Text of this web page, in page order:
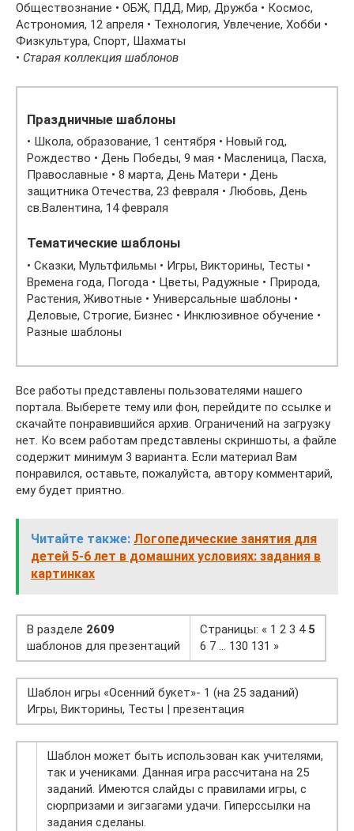
Обществознание • ОБЖ, ПДД, Мир, Дружба • Космос,
Астрономия, 12 апреля • Технология, Увлечение, Хобби •
Физкультура, Спорт, Шахматы
• Старая коллекция шаблонов
Праздничные шаблоны
• Школа, образование, 1 сентября • Новый год,
Рождество • День Победы, 9 мая • Масленица, Пасха,
Православные • 8 марта, День Матери • День
защитника Отечества, 23 февраля • Любовь, День
св.Валентина, 14 февраля
Тематические шаблоны
• Сказки, Мультфильмы • Игры, Викторины, Тесты •
Времена года, Погода • Цветы, Радужные • Природа,
Растения, Животные • Универсальные шаблоны •
Деловые, Строгие, Бизнес • Инклюзивное обучение •
Разные шаблоны
Все работы представлены пользователями нашего
портала. Выберете тему или фон, перейдите по ссылке и
скачайте понравившийся архив. Ограничений на загрузку
нет. Ко всем работам представлены скриншоты, а файле
содержит минимум 3 варианта. Если материал Вам
понравился, оставьте, пожалуйста, автору комментарий,
ему будет приятно.
Читайте также: Логопедические занятия для
детей 5-6 лет в домашних условиях: задания в
картинках
В разделе 2609
шаблонов для презентаций
Страницы: « 1 2 3 4 5
6 7 … 130 131 »
Шаблон игры «Осенний букет»- 1 (на 25 заданий)
Игры, Викторины, Тесты | презентация
Шаблон может быть использован как учителями,
так и учениками. Данная игра рассчитана на 25
заданий. Имеются слайды с правилами игры, с
сюрпризами и зигзагами удачи. Гиперссылки на
задания сделаны.